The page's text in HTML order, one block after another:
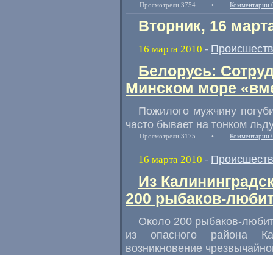
Просмотрели 3754 • Комментарии
Вторник, 16
16 марта 2010 -
Белорусь:
Минском море
Пожилого мужчину
часто бывает на тонком
Просмотрели 3175 • Комментарии
16 марта 2010 -
Из
200 рыбаков-
Около 200 рыбаков-
из опасного района
возникновение